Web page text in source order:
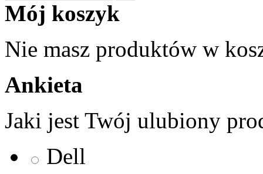
Mój koszyk
Nie masz produktów w
Ankieta
Jaki jest Twój ulubiony
Dell